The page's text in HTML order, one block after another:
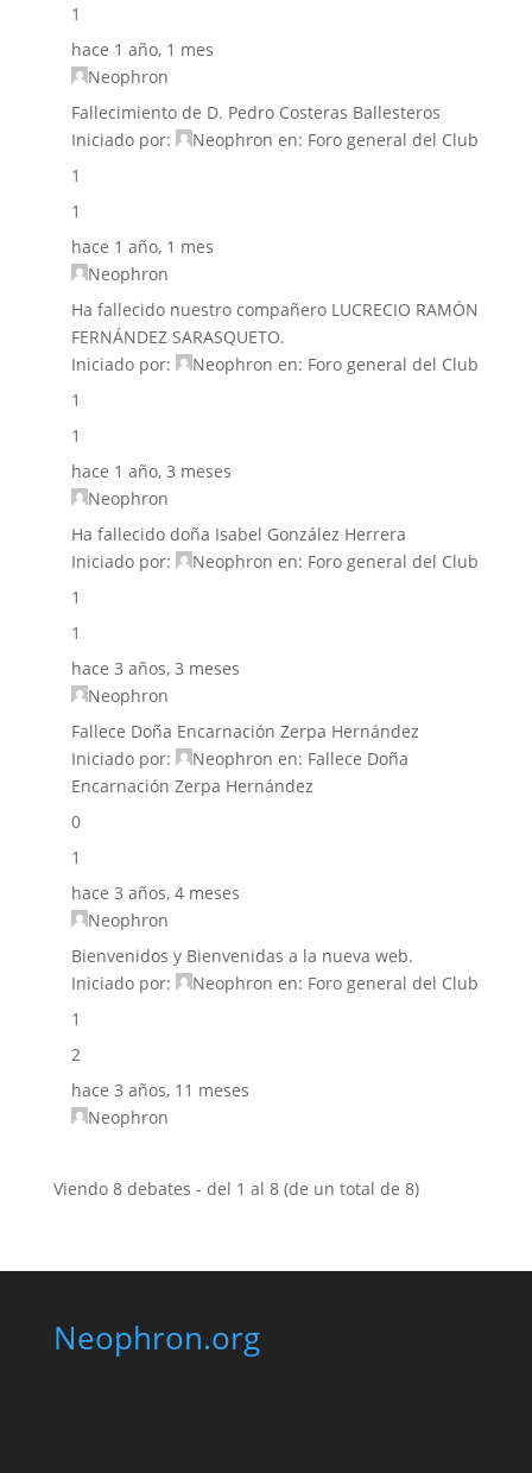
1
hace 1 año, 1 mes
Neophron
Fallecimiento de D. Pedro Costeras Ballesteros
Iniciado por:
Neophron en: Foro general del Club
1
1
hace 1 año, 1 mes
Neophron
Ha fallecido nuestro compañero LUCRECIO RAMÓN
FERNÁNDEZ SARASQUETO.
Iniciado por:
Neophron en: Foro general del Club
1
1
hace 1 año, 3 meses
Neophron
Ha fallecido doña Isabel González Herrera
Iniciado por:
Neophron en: Foro general del Club
1
1
hace 3 años, 3 meses
Neophron
Fallece Doña Encarnación Zerpa Hernández
Iniciado por:
Neophron en: Fallece Doña
Encarnación Zerpa Hernández
0
1
hace 3 años, 4 meses
Neophron
Bienvenidos y Bienvenidas a la nueva web.
Iniciado por:
Neophron en: Foro general del Club
1
2
hace 3 años, 11 meses
Neophron
Viendo 8 debates - del 1 al 8 (de un total de 8)
Neophron.org